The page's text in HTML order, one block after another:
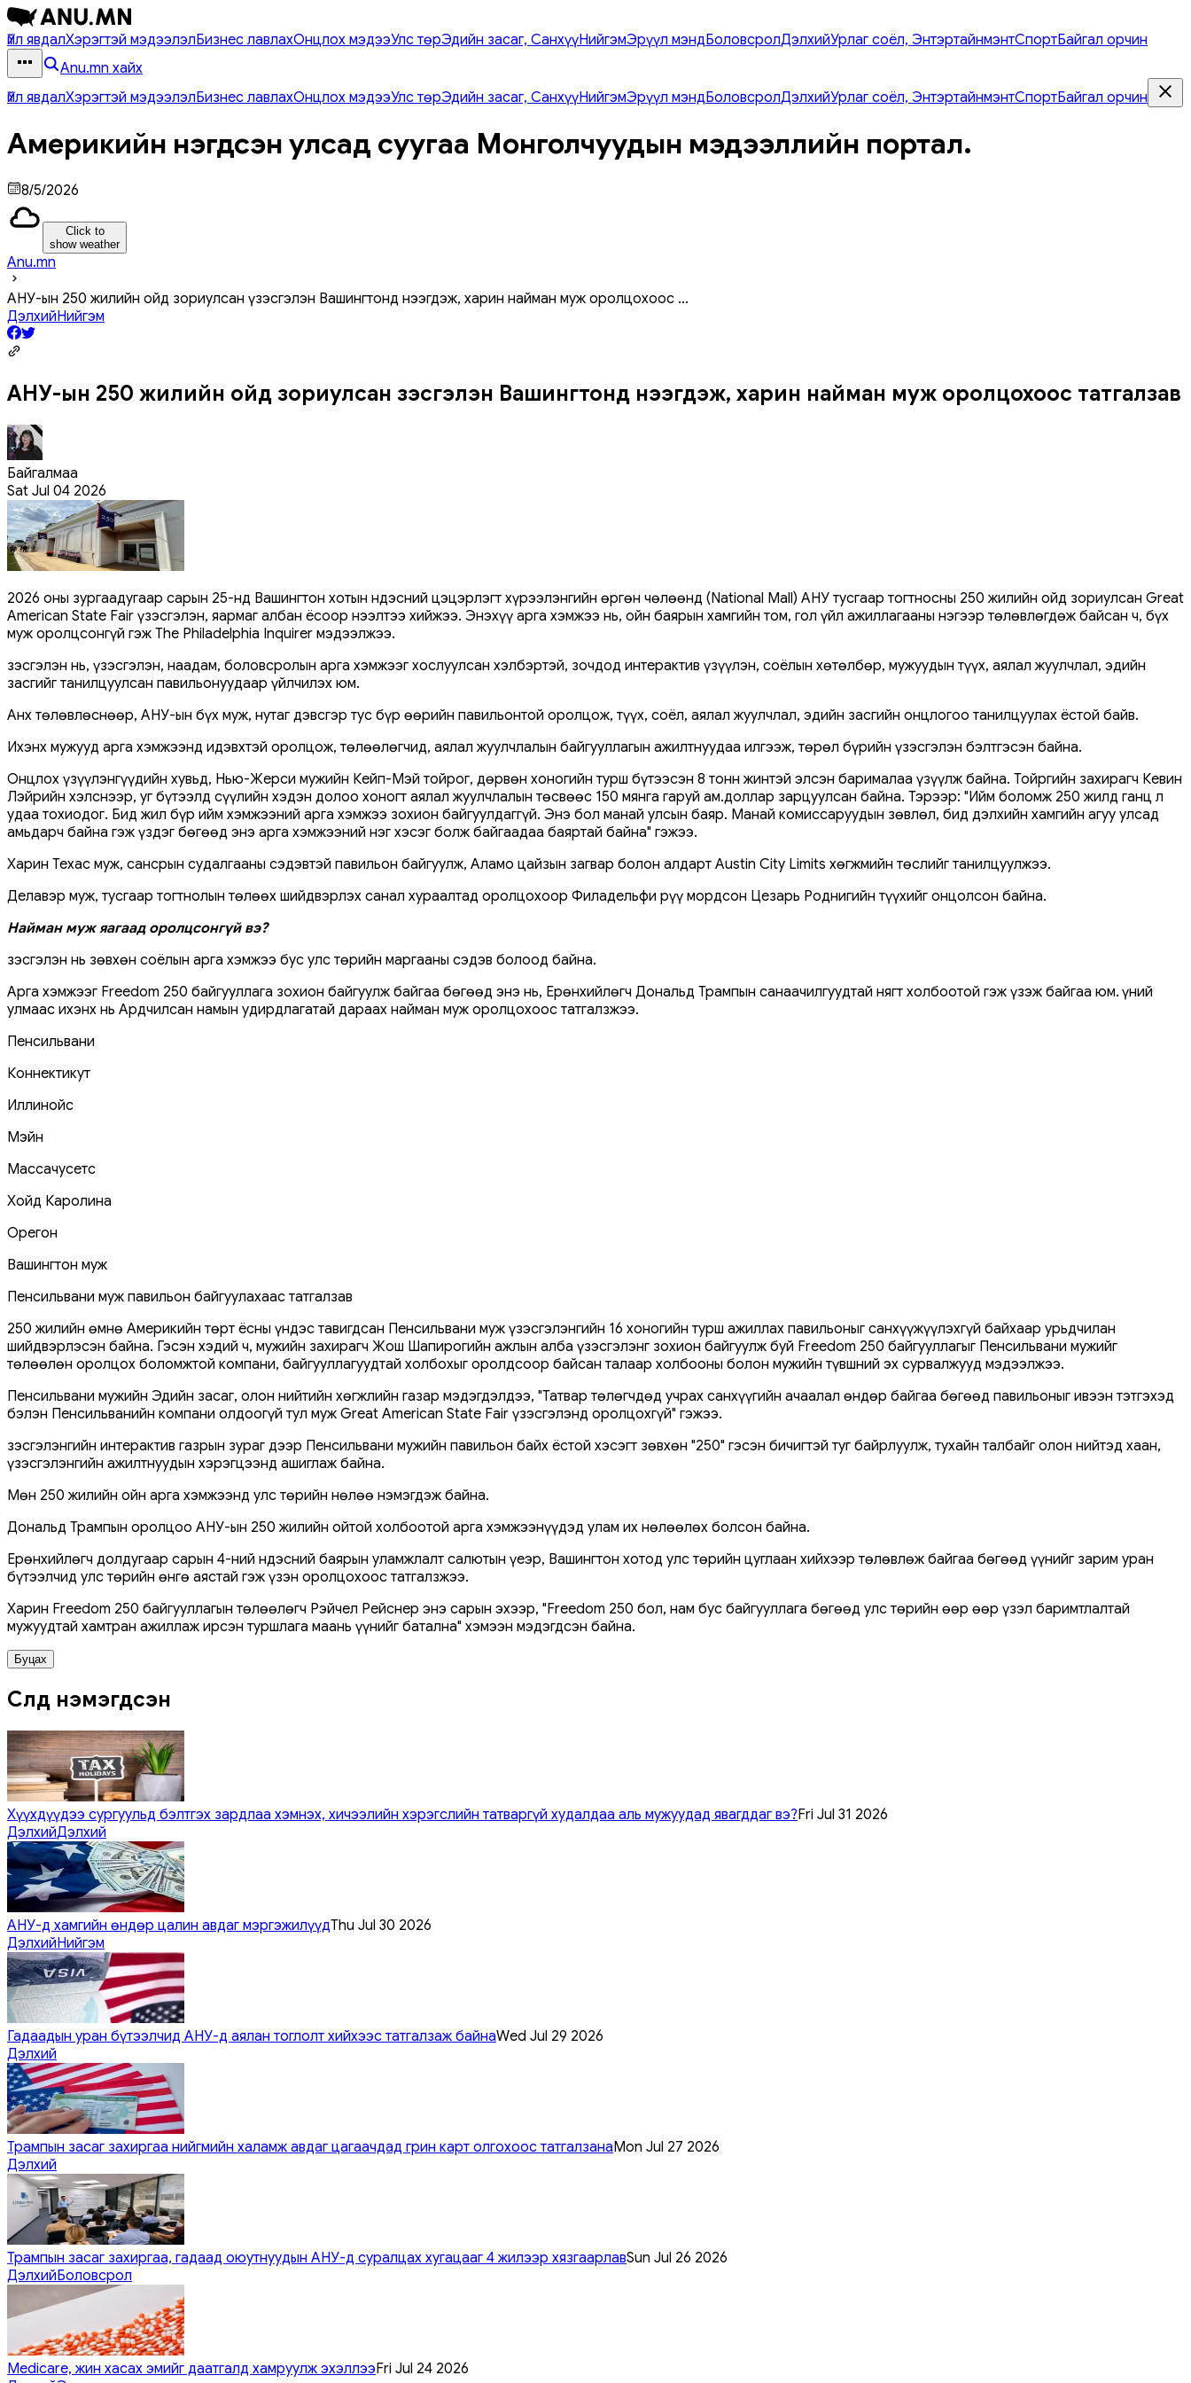
Үйл явдалХэрэгтэй мэдээлэлБизнес лавлахОнцлох мэдээУлс төрЭдийн засаг, СанхүүНийгэмЭрүүл мэндБоловсролДэлхийУрлаг соёл, ЭнтэртайнмэнтСпортБайгал орчин
Anu.mn хайх
Үйл явдалХэрэгтэй мэдээлэлБизнес лавлахОнцлох мэдээУлс төрЭдийн засаг, СанхүүНийгэмЭрүүл мэндБоловсролДэлхийУрлаг соёл, ЭнтэртайнмэнтСпортБайгал орчин
Америкийн нэгдсэн улсад суугаа Монголчуудын мэдээллийн портал.
8/5/2026
Click to
show weather
Anu.mn
АНУ-ын 250 жилийн ойд зориулсан үзэсгэлэн Вашингтонд нээгдэж, харин найман муж оролцохоос ...
ДэлхийНийгэм
АНУ-ын 250 жилийн ойд зориулсан үзэсгэлэн Вашингтонд нээгдэж, харин найман муж оролцохоос татгалзав
Байгалмаа
Sat Jul 04 2026
2026 оны зургаадугаар сарын 25-нд Вашингтон хотын Үндэсний цэцэрлэгт хүрээлэнгийн өргөн чөлөөнд (National Mall) АНУ тусгаар тогтносны 250 жилийн ойд зориулсан Great
American State Fair үзэсгэлэн, яармаг албан ёсоор нээлтээ хийжээ. Энэхүү арга хэмжээ нь, ойн баярын хамгийн том, гол үйл ажиллагааны нэгээр төлөвлөгдөж байсан ч, бүх
муж оролцсонгүй гэж The Philadelphia Inquirer мэдээлжээ.
Үзэсгэлэн нь, үзэсгэлэн, наадам, боловсролын арга хэмжээг хослуулсан хэлбэртэй, зочдод интерактив үзүүлэн, соёлын хөтөлбөр, мужуудын түүх, аялал жуулчлал, эдийн
засгийг танилцуулсан павильонуудаар үйлчилэх юм.
Анх төлөвлөснөөр, АНУ-ын бүх муж, нутаг дэвсгэр тус бүр өөрийн павильонтой оролцож, түүх, соёл, аялал жуулчлал, эдийн засгийн онцлогоо танилцуулах ёстой байв.
Ихэнх мужууд арга хэмжээнд идэвхтэй оролцож, төлөөлөгчид, аялал жуулчлалын байгууллагын ажилтнуудаа илгээж, төрөл бүрийн үзэсгэлэн бэлтгэсэн байна.
Онцлох үзүүлэнгүүдийн хувьд, Нью-Жерси мужийн Кейп-Мэй тойрог, дөрвөн хоногийн турш бүтээсэн 8 тонн жинтэй элсэн барималаа үзүүлж байна. Тойргийн захирагч Кевин
Лэйрийн хэлснээр, уг бүтээлд сүүлийн хэдэн долоо хоногт аялал жуулчлалын төсвөөс 150 мянга гаруй ам.доллар зарцуулсан байна. Тэрээр: "Ийм боломж 250 жилд ганц л
удаа тохиодог. Бид жил бүр ийм хэмжээний арга хэмжээ зохион байгуулдаггүй. Энэ бол манай улсын баяр. Манай комиссаруудын зөвлөл, бид дэлхийн хамгийн агуу улсад
амьдарч байна гэж үздэг бөгөөд энэ арга хэмжээний нэг хэсэг болж байгаадаа баяртай байна" гэжээ.
Харин Техас муж, сансрын судалгааны сэдэвтэй павильон байгуулж, Аламо цайзын загвар болон алдарт Austin City Limits хөгжмийн төслийг танилцуулжээ.
Делавэр муж, тусгаар тогтнолын төлөөх шийдвэрлэх санал хураалтад оролцохоор Филадельфи рүү мордсон Цезарь Роднигийн түүхийг онцолсон байна.
Найман муж яагаад оролцсонгүй вэ?
Үзэсгэлэн нь зөвхөн соёлын арга хэмжээ бус улс төрийн маргааны сэдэв болоод байна.
Арга хэмжээг Freedom 250 байгууллага зохион байгуулж байгаа бөгөөд энэ нь, Ерөнхийлөгч Дональд Трампын санаачилгуудтай нягт холбоотой гэж үзэж байгаа юм. Үүний
улмаас ихэнх нь Ардчилсан намын удирдлагатай дараах найман муж оролцохоос татгалзжээ.
Пенсильвани
Коннектикут
Иллинойс
Мэйн
Массачусетс
Хойд Каролина
Орегон
Вашингтон муж
Пенсильвани муж павильон байгуулахаас татгалзав
250 жилийн өмнө Америкийн төрт ёсны үндэс тавигдсан Пенсильвани муж үзэсгэлэнгийн 16 хоногийн турш ажиллах павильоныг санхүүжүүлэхгүй байхаар урьдчилан
шийдвэрлэсэн байна. Гэсэн хэдий ч, мужийн захирагч Жош Шапирогийн ажлын алба үзэсгэлэнг зохион байгуулж буй Freedom 250 байгууллагыг Пенсильвани мужийг
төлөөлөн оролцох боломжтой компани, байгууллагуудтай холбохыг оролдсоор байсан талаар холбооны болон мужийн түвшний эх сурвалжууд мэдээлжээ.
Пенсильвани мужийн Эдийн засаг, олон нийтийн хөгжлийн газар мэдэгдэлдээ, "Татвар төлөгчдөд учрах санхүүгийн ачаалал өндөр байгаа бөгөөд павильоныг ивээн тэтгэхэд
бэлэн Пенсильванийн компани олдоогүй тул муж Great American State Fair үзэсгэлэнд оролцохгүй" гэжээ.
Үзэсгэлэнгийн интерактив газрын зураг дээр Пенсильвани мужийн павильон байх ёстой хэсэгт зөвхөн "250" гэсэн бичигтэй туг байрлуулж, тухайн талбайг олон нийтэд хаан,
үзэсгэлэнгийн ажилтнуудын хэрэгцээнд ашиглаж байна.
Мөн 250 жилийн ойн арга хэмжээнд улс төрийн нөлөө нэмэгдэж байна.
Дональд Трампын оролцоо АНУ-ын 250 жилийн ойтой холбоотой арга хэмжээнүүдэд улам их нөлөөлөх болсон байна.
Ерөнхийлөгч долдугаар сарын 4-ний Үндэсний баярын уламжлалт салютын үеэр, Вашингтон хотод улс төрийн цуглаан хийхээр төлөвлөж байгаа бөгөөд үүнийг зарим уран
бүтээлчид улс төрийн өнгө аястай гэж үзэн оролцохоос татгалзжээ.
Харин Freedom 250 байгууллагын төлөөлөгч Рэйчел Рейснер энэ сарын эхээр, "Freedom 250 бол, нам бус байгууллага бөгөөд улс төрийн өөр өөр үзэл баримтлалтай
мужуудтай хамтран ажиллаж ирсэн туршлага маань үүнийг батална" хэмээн мэдэгдсэн байна.
Буцах
Сүүлд нэмэгдсэн
Хүүхдүүдээ сургуульд бэлтгэх зардлаа хэмнэх, хичээлийн хэрэгслийн татваргүй худалдаа аль мужуудад явагддаг вэ?Fri Jul 31 2026
ДэлхийДэлхий
АНУ-д хамгийн өндөр цалин авдаг мэргэжилүүдThu Jul 30 2026
ДэлхийНийгэм
Гадаадын уран бүтээлчид АНУ-д аялан тоглолт хийхээс татгалзаж байнаWed Jul 29 2026
Дэлхий
Трампын засаг захиргаа нийгмийн халамж авдаг цагаачдад грин карт олгохоос татгалзанаMon Jul 27 2026
Дэлхий
Трампын засаг захиргаа, гадаад оюутнуудын АНУ-д суралцах хугацааг 4 жилээр хязгаарлавSun Jul 26 2026
ДэлхийБоловсрол
Medicare, жин хасах эмийг даатгалд хамруулж эхэллээFri Jul 24 2026